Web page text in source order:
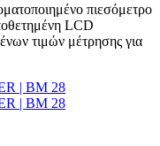
πιεσόμετρο
LCD
τιμών μέτρησης για